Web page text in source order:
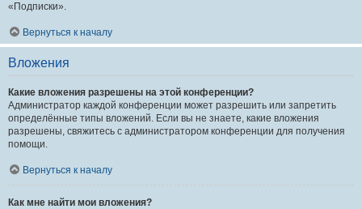
«Подписки».
Вернуться к началу
Вложения
Какие вложения разрешены на этой конференции?
Администратор каждой конференции может разрешить или запретить
определённые типы вложений. Если вы не знаете, какие вложения
разрешены, свяжитесь с администратором конференции для получения
помощи.
Вернуться к началу
Как мне найти мои вложения?